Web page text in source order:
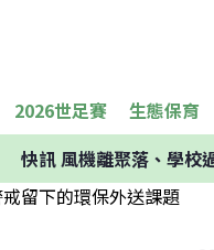
2026世足賽 生態保育
快訊風機離聚落、學校